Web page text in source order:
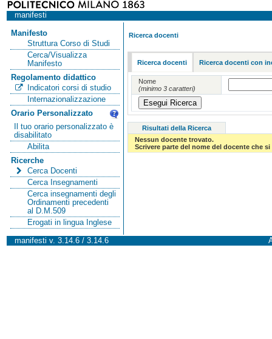
manifesti
Manifesto
Struttura Corso di Studi
Cerca/Visualizza
Manifesto
Regolamento didattico
Indicatori corsi di studio
Internazionalizzazione
Orario Personalizzato
Il tuo orario personalizzato è
disabilitato
Abilita
Ricerche
Cerca Docenti
Cerca Insegnamenti
Cerca insegnamenti degli
Ordinamenti precedenti
al D.M.509
Erogati in lingua Inglese
Ricerca docenti
Ricerca docenti Ricerca docenti con
Nome
(minimo 3 caratteri)
Risultati della Ricerca
Nessun docente trovato.
Scrivere parte del nome del docente che
manifesti v. 3.14.6 / 3.14.6